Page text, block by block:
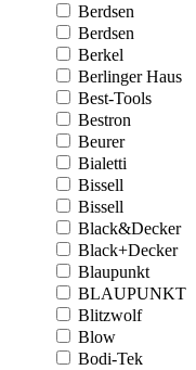
Berdsen
Berdsen
Berkel
Berlinger Haus
Best-Tools
Bestron
Beurer
Bialetti
Bissell
Bissell
Black&Decker
Black+Decker
Blaupunkt
BLAUPUNKT
Blitzwolf
Blow
Bodi-Tek